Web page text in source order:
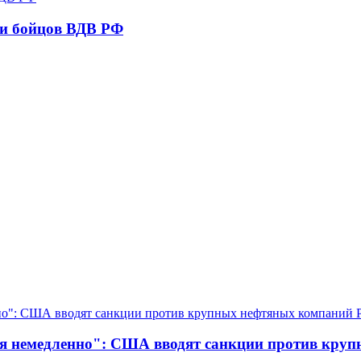
бойцов ВДВ РФ
немедленно": США вводят санкции против